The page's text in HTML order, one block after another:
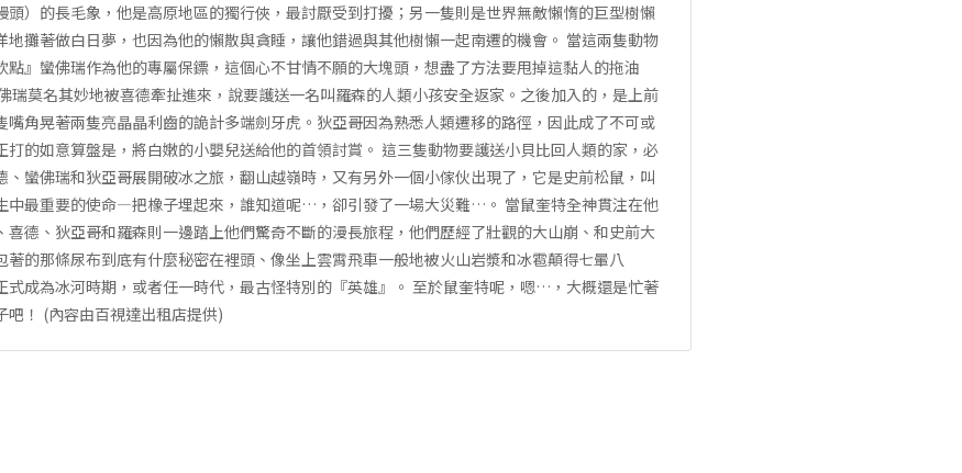
）的長毛象，他是高原地區的獨行俠，最討厭受到打擾；另一隻則是世界無敵懶惰的巨型樹懶
攤著做白日夢，也因為他的懶散與貪睡，讓他錯過與其他樹懶一起南遷的機會。 當這兩隻動物
』蠻佛瑞作為他的專屬保鏢，這個心不甘情不願的大塊頭，想盡了方法要甩掉這黏人的拖油
瑞莫名其妙地被喜德牽扯進來，說要護送一名叫羅森的人類小孩安全返家。之後加入的，是上前
角晃著兩隻亮晶晶利齒的詭計多端劍牙虎。狄亞哥因為熟悉人類遷移的路徑，因此成了不可或
的如意算盤是，將白嫩的小嬰兒送給他的首領討賞。 這三隻動物要護送小貝比回人類的家，必
蠻佛瑞和狄亞哥展開破冰之旅，翻山越嶺時，又有另外一個小傢伙出現了，它是史前松鼠，叫
中最重要的使命—把橡子埋起來，誰知道呢…，卻引發了一場大災難…。 當鼠奎特全神貫注在他
德、狄亞哥和羅森則一邊踏上他們驚奇不斷的漫長旅程，他們歷經了壯觀的大山崩、和史前大
著的那條尿布到底有什麼秘密在裡頭、像坐上雲霄飛車一般地被火山岩漿和冰雹顛得七暈八
成為冰河時期，或者任一時代，最古怪特別的『英雄』。 至於鼠奎特呢，嗯…，大概還是忙著
！ (內容由百視達出租店提供)